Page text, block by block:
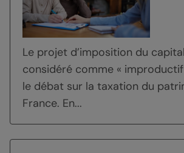
Le projet d’imposition du capital
considéré comme «
le débat sur la taxation du
France. En...